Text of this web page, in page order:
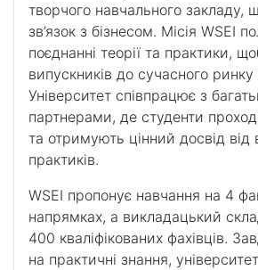
творчого навчального закладу,
зв’язок з бізнесом. Місія WSEI
поєднанні теорії та практики,
випускників до сучасного ринку
Університет співпрацює з
партнерами, де студенти
та отримують цінний досвід від
практиків.
WSEI пропонує навчання на 4
напрямках, а викладацький
400 кваліфікованих фахівців.
на практичні знання,